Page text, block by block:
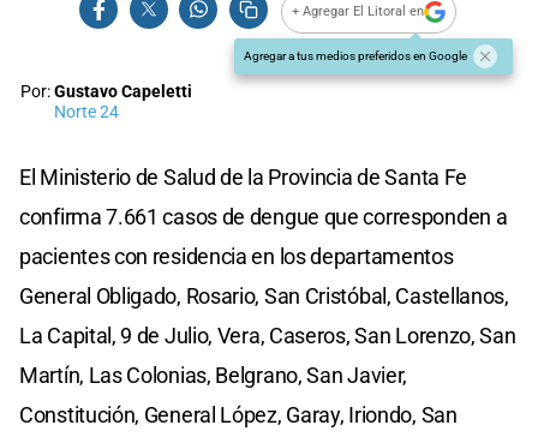
+ Agregar El Litoral en
Agregar a tus medios preferidos en Google
Por:Gustavo Capeletti
Norte 24
El Ministerio de Salud de la Provincia de Santa Fe
confirma 7.661 casos de dengue que corresponden a
pacientes con residencia en los departamentos
General Obligado, Rosario, San Cristóbal, Castellanos,
La Capital, 9 de Julio, Vera, Caseros, San Lorenzo, San
Martín, Las Colonias, Belgrano, San Javier,
Constitución, General López, Garay, Iriondo, San